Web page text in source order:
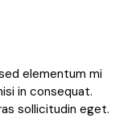
elementum mi
in consequat.
sollicitudin eget.